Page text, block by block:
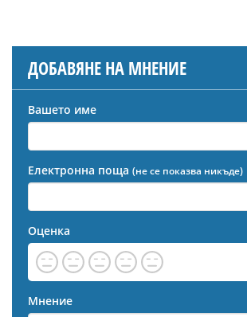
ДОБАВЯНЕ НА МНЕНИЕ
Вашето име
Електронна поща (не се показва никъде)
Оценка
Мнение